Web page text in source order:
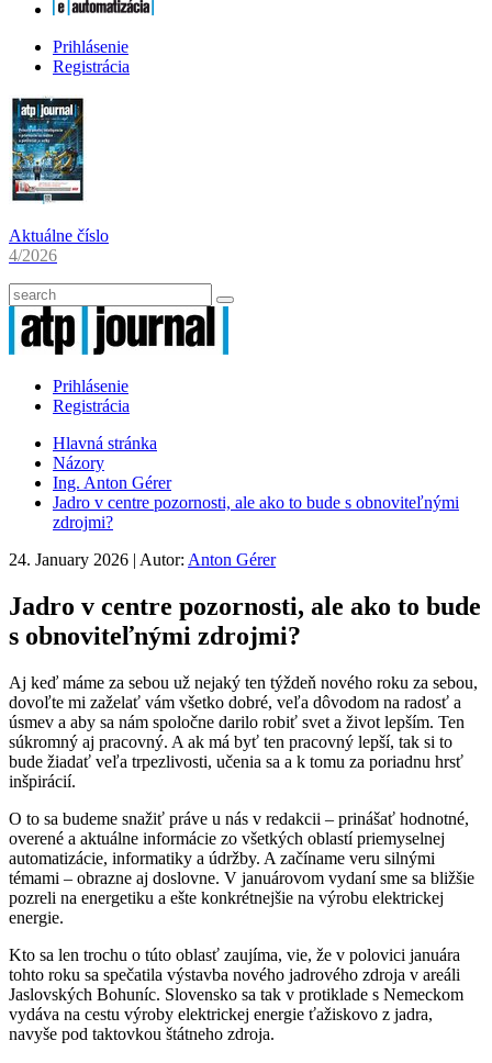
Prihlásenie
Registrácia
Aktuálne číslo
4/2026
Prihlásenie
Registrácia
Hlavná stránka
Názory
Ing. Anton Gérer
Jadro v centre pozornosti, ale ako to bude s obnoviteľnými
zdrojmi?
24. January 2026 | Autor: Anton Gérer
Jadro v centre pozornosti, ale ako to bude
s obnoviteľnými zdrojmi?
Aj keď máme za sebou už nejaký ten týždeň nového roku za sebou,
dovoľte mi zaželať vám všetko dobré, veľa dôvodom na radosť a
úsmev a aby sa nám spoločne darilo robiť svet a život lepším. Ten
súkromný aj pracovný. A ak má byť ten pracovný lepší, tak si to
bude žiadať veľa trpezlivosti, učenia sa a k tomu za poriadnu hrsť
inšpirácií.
O to sa budeme snažiť práve u nás v redakcii – prinášať hodnotné,
overené a aktuálne informácie zo všetkých oblastí priemyselnej
automatizácie, informatiky a údržby. A začíname veru silnými
témami – obrazne aj doslovne. V januárovom vydaní sme sa bližšie
pozreli na energetiku a ešte konkrétnejšie na výrobu elektrickej
energie.
Kto sa len trochu o túto oblasť zaujíma, vie, že v polovici januára
tohto roku sa spečatila výstavba nového jadrového zdroja v areáli
Jaslovských Bohuníc. Slovensko sa tak v protiklade s Nemeckom
vydáva na cestu výroby elektrickej energie ťažiskovo z jadra,
navyše pod taktovkou štátneho zdroja.